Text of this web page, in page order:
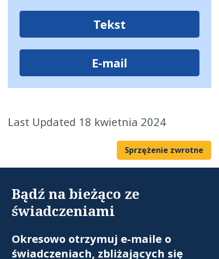
Tekst
E-mail
Last Updated 18 kwietnia 2024
Sprzężenie zwrotne
Bądź na bieżąco ze
świadczeniami
Okresowo otrzymuj e-maile o
świadczeniach, zbliżających się